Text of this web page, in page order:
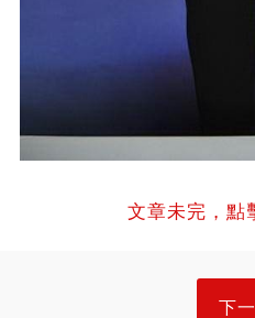
文章未完，點
下